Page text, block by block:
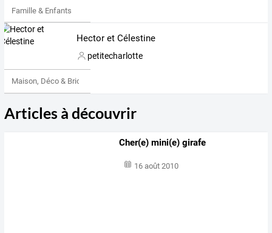
Famille & Enfants
Hector et Célestine
petitecharlotte
Maison, Déco & Bricolage
Articles à découvrir
Cher(e) mini(e) girafe
16 août 2010